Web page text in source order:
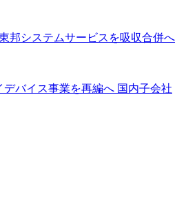
邦システムサービスを吸収合併へ
バイス事業を再編へ 国内子会社